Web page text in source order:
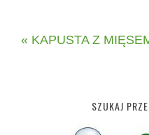
« KAPUSTA Z
SZUKAJ